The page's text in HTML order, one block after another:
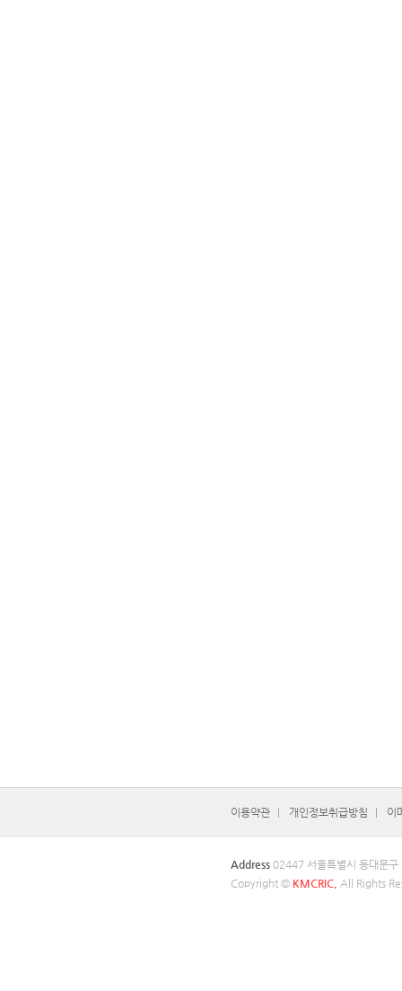
이용약관 개인정보취급방침 이
Address02447 서울특별시 동대문구
Copyright © KMCRIC. All Rights